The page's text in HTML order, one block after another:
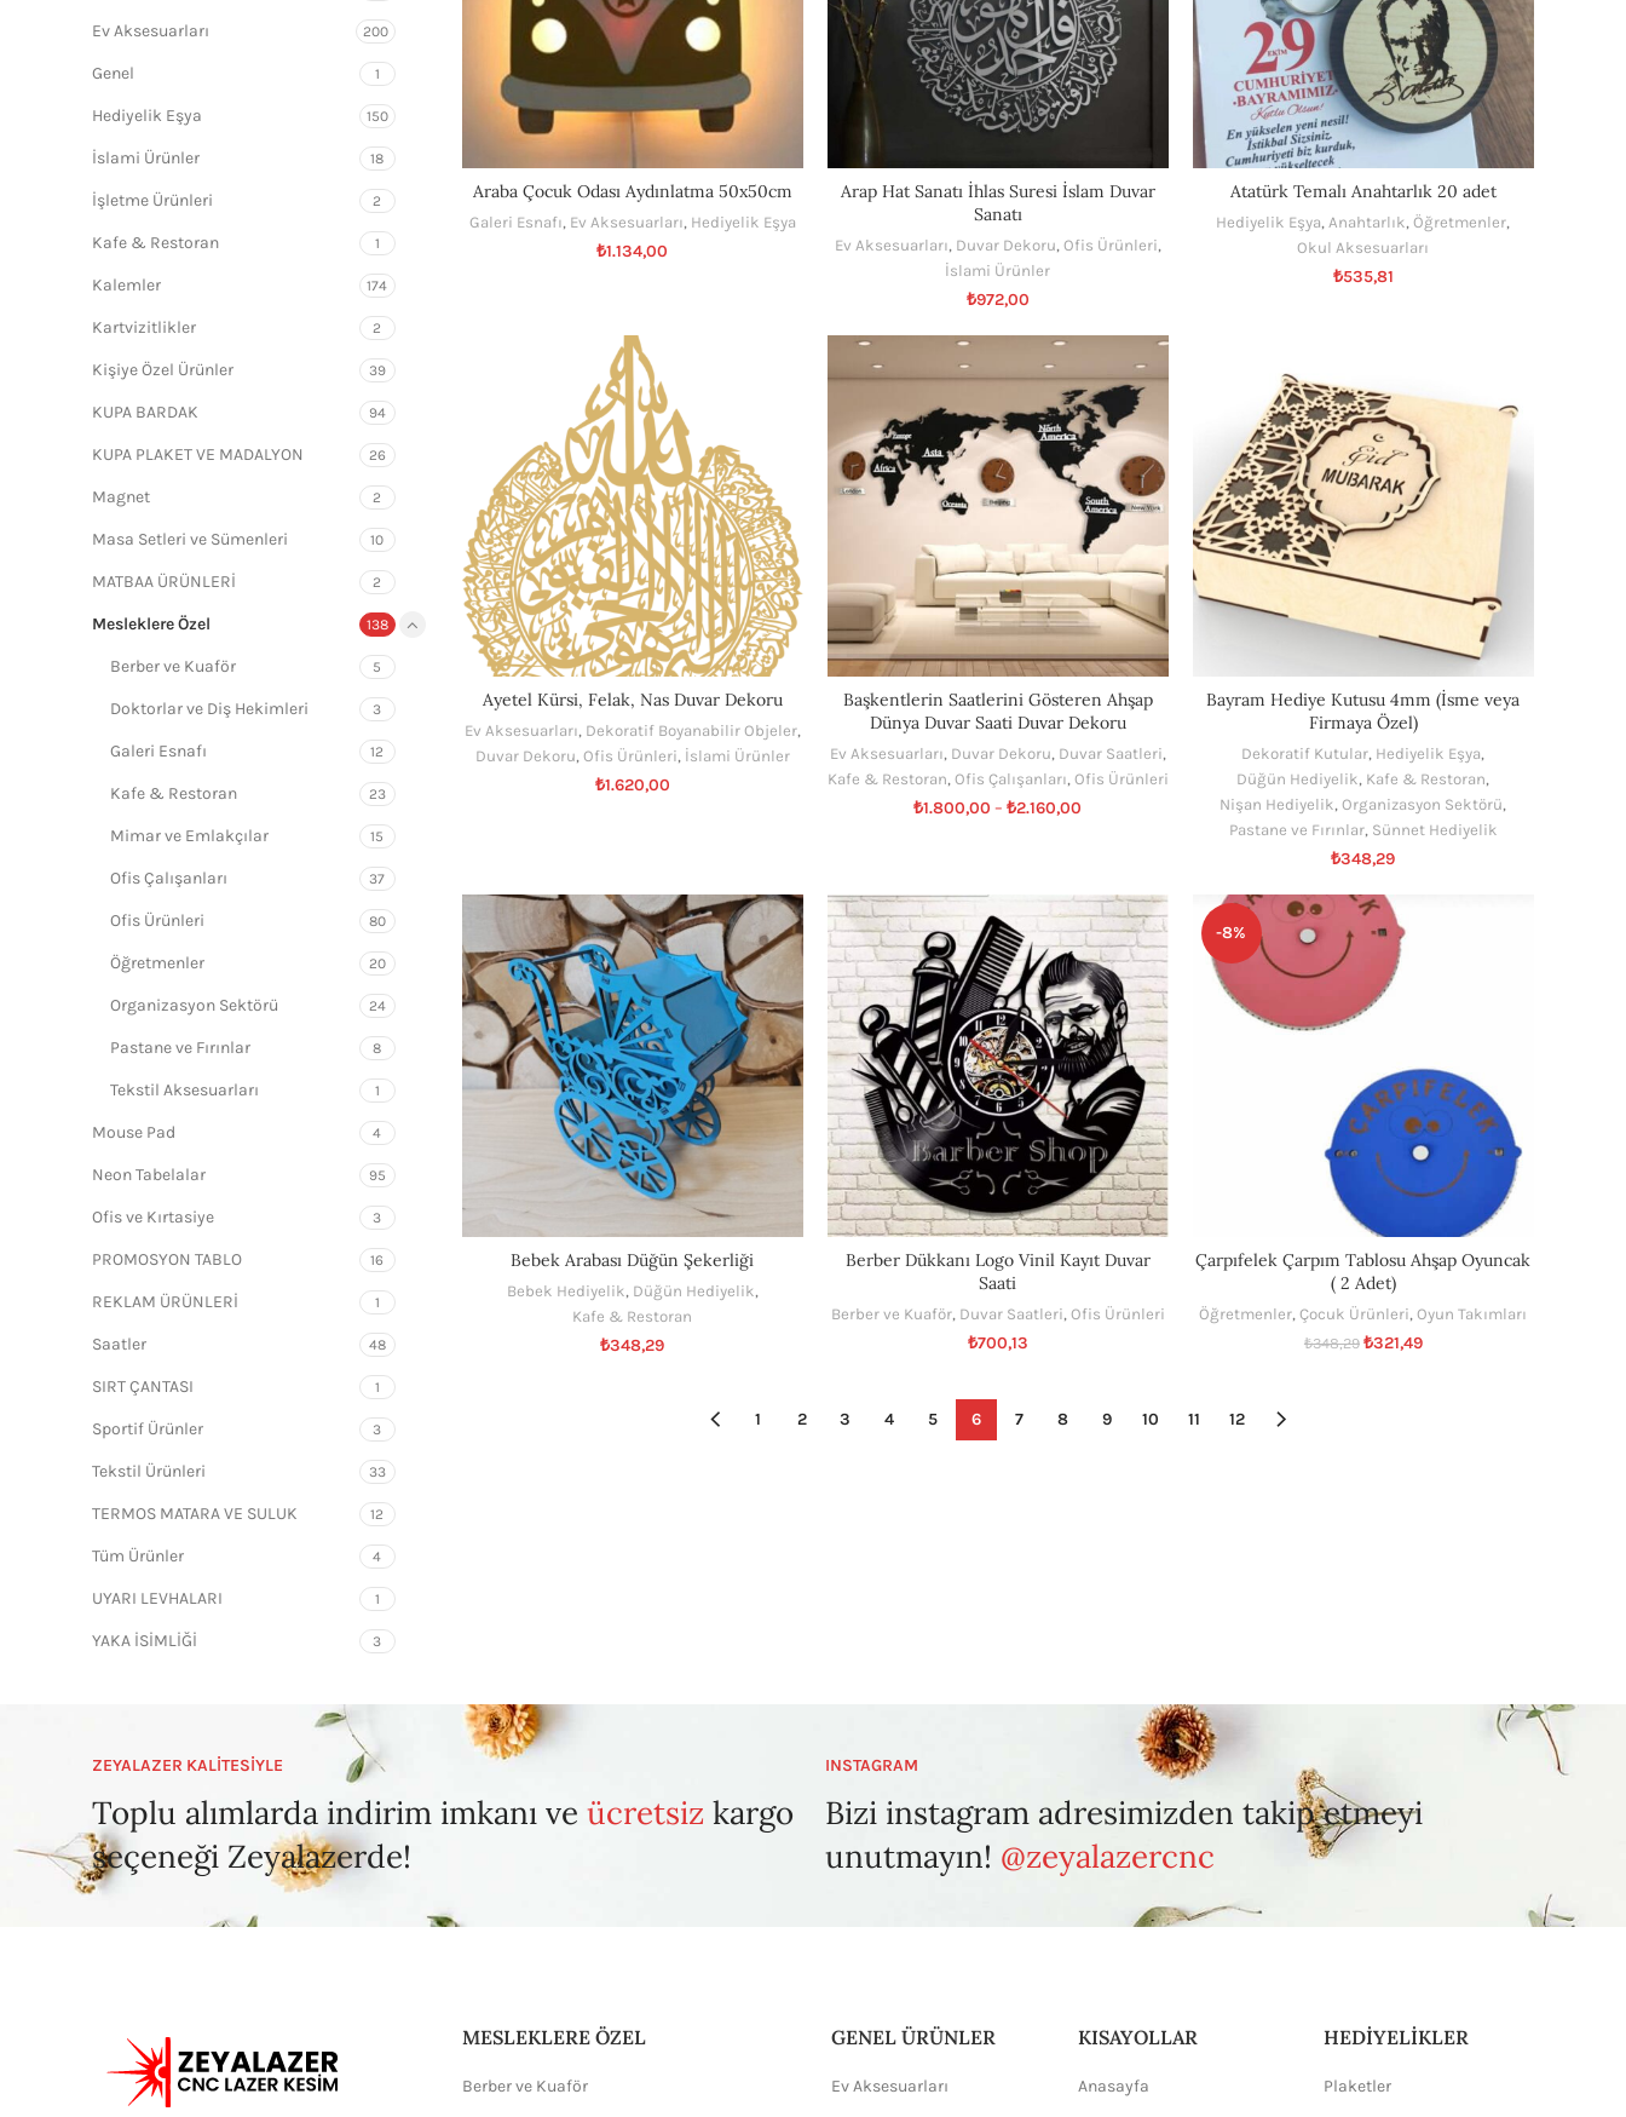
Ev Aksesuarları 200
Genel 1
Hediyelik Eşya 150
İslami Ürünler 18
İşletme Ürünleri 2
Kafe & Restoran 1
Kalemler 174
Kartvizitlikler 2
Kişiye Özel Ürünler 39
KUPA BARDAK 94
KUPA PLAKET VE MADALYON 26
Magnet 2
Masa Setleri ve Sümenleri 10
MATBAA ÜRÜNLERİ 2
Mesleklere Özel 138
Berber ve Kuaför 5
Doktorlar ve Diş Hekimleri 3
Galeri Esnafı 12
Kafe & Restoran 23
Mimar ve Emlakçılar 15
Ofis Çalışanları 37
Ofis Ürünleri 80
Öğretmenler 20
Organizasyon Sektörü 24
Pastane ve Fırınlar 8
Tekstil Aksesuarları 1
Mouse Pad 4
Neon Tabelalar 95
Ofis ve Kırtasiye 3
PROMOSYON TABLO 16
REKLAM ÜRÜNLERİ 1
Saatler 48
SIRT ÇANTASI 1
Sportif Ürünler 3
Tekstil Ürünleri 33
TERMOS MATARA VE SULUK 12
Tüm Ürünler 4
UYARI LEVHALARI 1
YAKA İSİMLİĞİ 3
Araba Çocuk Odası Aydınlatma 50x50cm
Galeri Esnafı, Ev Aksesuarları, Hediyelik Eşya
₺1.134,00
Arap Hat Sanatı İhlas Suresi İslam Duvar
Sanatı
Ev Aksesuarları, Duvar Dekoru, Ofis Ürünleri,
İslami Ürünler
₺972,00
Atatürk Temalı Anahtarlık 20 adet
Hediyelik Eşya,Anahtarlık,Öğretmenler,
Okul Aksesuarları
₺535,81
Ayetel Kürsi, Felak, Nas Duvar Dekoru
Ev Aksesuarları, Dekoratif Boyanabilir Objeler,
Duvar Dekoru, Ofis Ürünleri, İslami Ürünler
₺1.620,00
Başkentlerin Saatlerini Gösteren Ahşap
Dünya Duvar Saati Duvar Dekoru
Ev Aksesuarları, Duvar Dekoru, Duvar Saatleri,
Kafe & Restoran, Ofis Çalışanları, Ofis Ürünleri
₺1.800,00 –₺2.160,00
Bayram Hediye Kutusu 4mm (İsme veya
Firmaya Özel)
Dekoratif Kutular, Hediyelik Eşya,
Düğün Hediyelik, Kafe & Restoran,
Nişan Hediyelik,Organizasyon Sektörü,
Pastane ve Fırınlar, Sünnet Hediyelik
₺348,29
Bebek Arabası Düğün Şekerliği
Bebek Hediyelik , Düğün Hediyelik ,
Kafe & Restoran
₺348,29
Berber Dükkanı Logo Vinil Kayıt Duvar
Saati
Berber ve Kuaför, Duvar Saatleri, Ofis Ürünleri
₺700,13
-8%
Çarpıfelek Çarpım Tablosu Ahşap Oyuncak
( 2 Adet)
Öğretmenler,Çocuk Ürünleri,Oyun Takımları
₺348,29 ₺321,49
1 2 3 4 5 6 7 8 9 10 11 12
ZEYALAZER KALİTESİYLE
Toplu alımlarda indirim imkanı ve ücretsiz kargo
seçeneği Zeyalazerde!
INSTAGRAM
Bizi instagram adresimizden takip etmeyi
unutmayın! @zeyalazercnc
MESLEKLERE ÖZEL
Berber ve Kuaför
GENEL ÜRÜNLER
Ev Aksesuarları
KISAYOLLAR
Anasayfa
HEDİYELİKLER
Plaketler